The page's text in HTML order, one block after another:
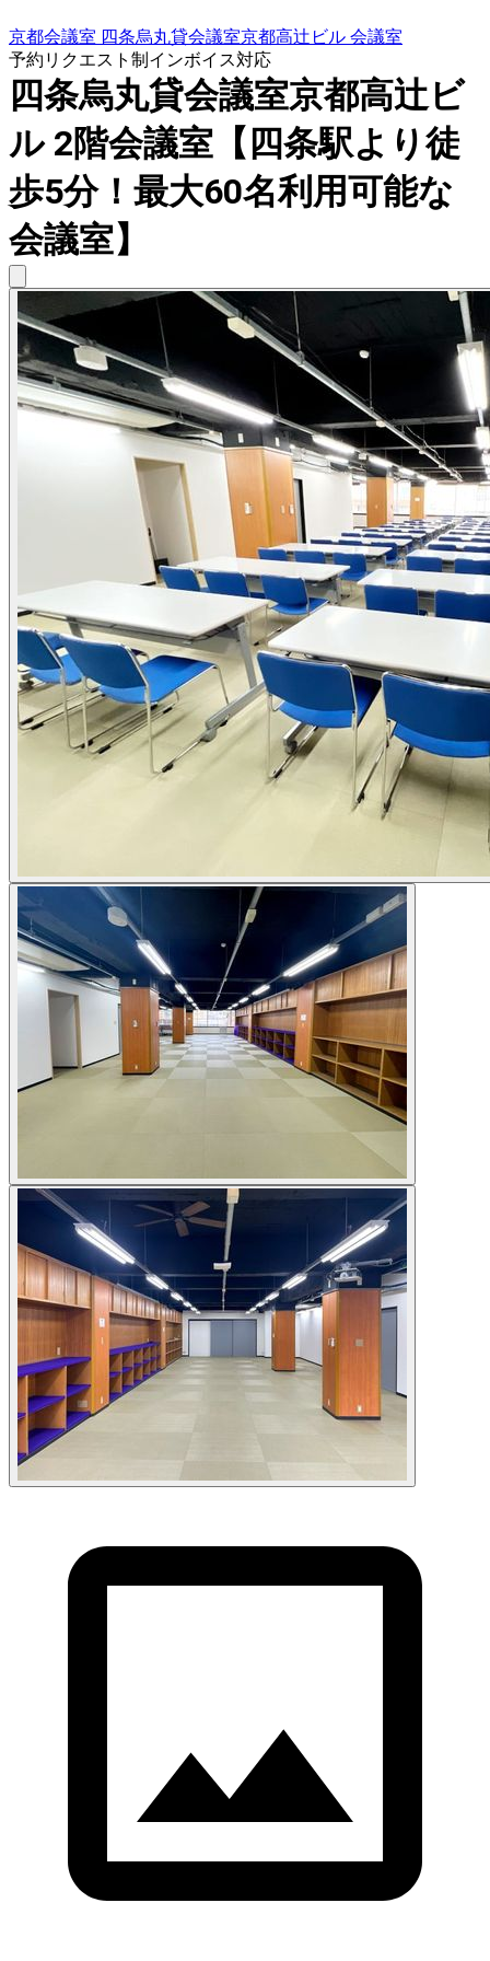
京都会議室 四条烏丸貸会議室京都高辻ビル 会議室
予約リクエスト制インボイス対応
四条烏丸貸会議室京都高辻ビ
ル 2階会議室【四条駅より徒
歩5分！最大60名利用可能な
会議室】